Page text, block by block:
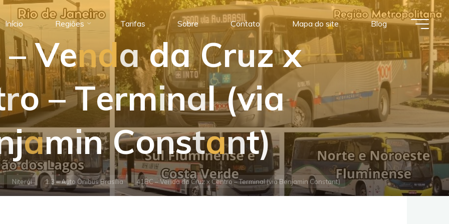
Início Regiões Tarifas Sobre Contato Mapa do site Blog
– Venda da Cruz x
ro – Terminal (via
jamin Constant)
Niterói 1.3 – Auto Ônibus Brasília 41BC – Venda da Cruz x Centro – Terminal (via Benjamin Constant)